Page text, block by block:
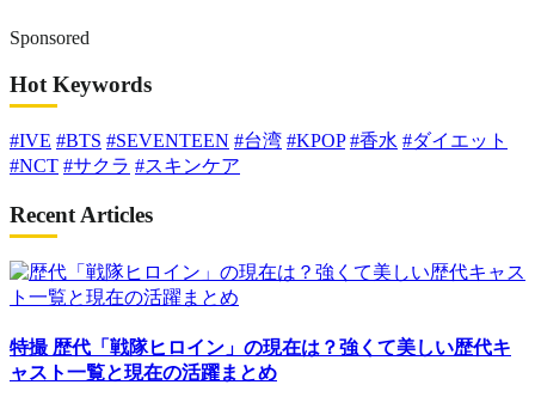
Sponsored
Hot Keywords
#IVE #BTS #SEVENTEEN #台湾 #KPOP #香水 #ダイエット
#NCT #サクラ #スキンケア
Recent Articles
特撮 歴代「戦隊ヒロイン」の現在は？強くて美しい歴代キ
ャスト一覧と現在の活躍まとめ